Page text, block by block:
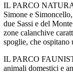
IL PARCO
Simone e
due Sassi e del
zone calanchive
spoglie, che ospitano
IL PARCO
animali domestici e